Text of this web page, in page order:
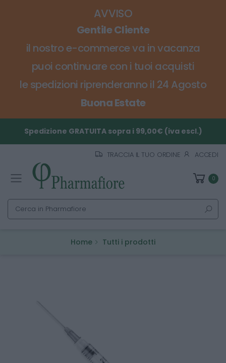
AVVISO
Gentile Cliente
il nostro e-commerce va in vacanza
puoi continuare con i tuoi acquisti
le spedizioni riprenderanno il 24 Agosto
Buona Estate
Spedizione GRATUITA sopra i 99,00€ (iva escl.)
TRACCIA IL TUO ORDINE ACCEDI
Toggle mobile menu 0
Cerca
Home Tutti i prodotti